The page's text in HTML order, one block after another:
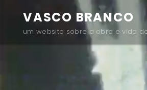
VASCO BRANCO
um website sobre a obra e vida